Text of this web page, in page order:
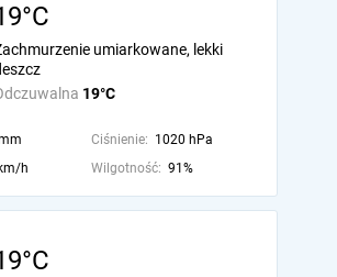
19°C
umiarkowane, lekki
Ciśnienie: 1020 hPa
h Wilgotność: 91%